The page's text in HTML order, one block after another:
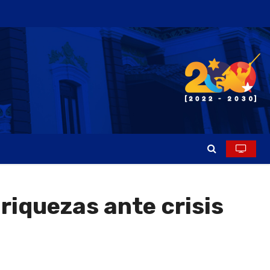
ante crisis